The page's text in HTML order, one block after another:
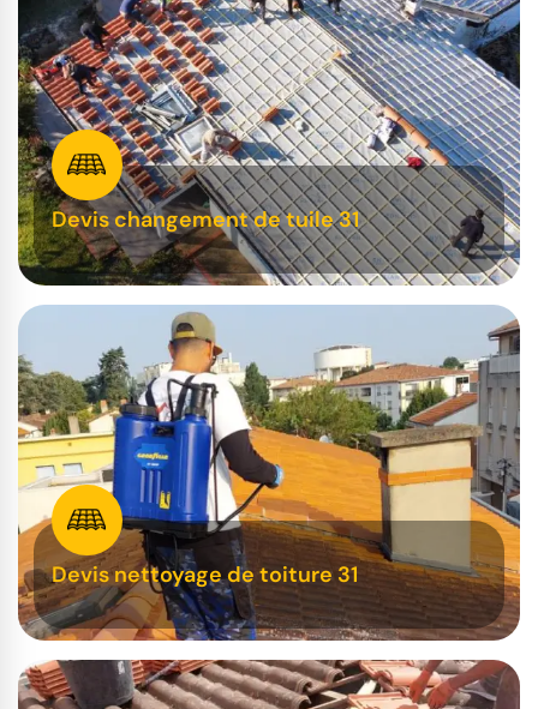
Devis changement de tuile 31
Devis nettoyage de toiture 31